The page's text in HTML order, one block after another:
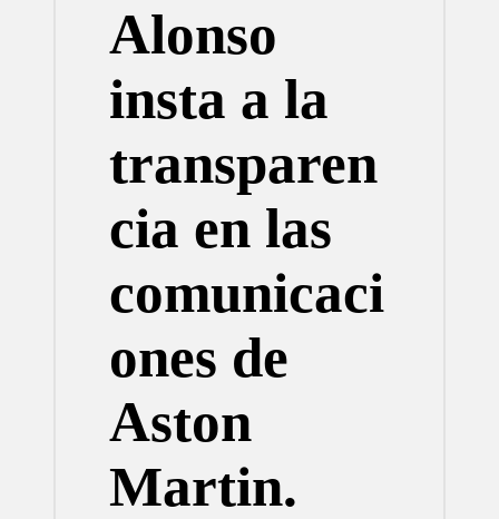
Alonso
insta a la
transparen
cia en las
comunicaci
ones de
Aston
Martin.